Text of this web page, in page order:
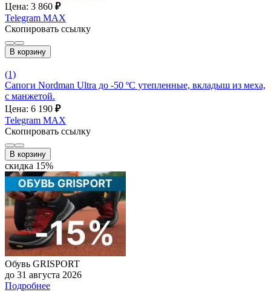
Цена: 3 860 ₽
Telegram MAX
Скопировать ссылку
В корзину
(1)
Сапоги Nordman Ultra до -50 ºС утепленные, вкладыш из меха,
с манжетой.
Цена: 6 190 ₽
Telegram MAX
Скопировать ссылку
В корзину
скидка 15%
Обувь GRISPORT
до 31 августа 2026
Подробнее